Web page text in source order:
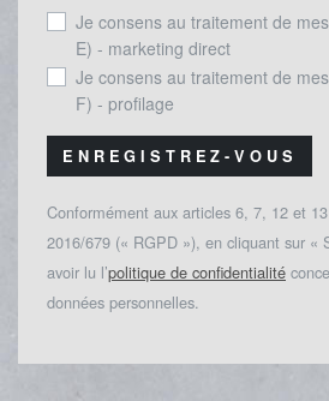
Je consens au traitement de
E) - marketing direct
Je consens au traitement de
F) - profilage
ENREGISTREZ-VOUS
Conformément aux articles 6, 7, 12 et
2016/679 (« RGPD »), en cliquant sur «
avoir lu l’politique de confidentialité
données personnelles.